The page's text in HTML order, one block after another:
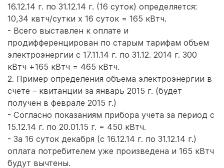
16.12.14 г. по 31.12.14 г. (16 суток) определяется:
10,34 квтч/сутки х 16 суток = 165 кВтч.
- Всего выставлен к оплате и
продифференцирован по старым тарифам объем
электроэнергии с 17.11.14 г. по 31.12. 2014 г. 300
кВтч +165 кВтч = 465 кВтч.
2. Пример определения объема электроэнергии в
счете – квитанции за январь 2015 г. (будет
получен в феврале 2015 г.)
- Согласно показаниям прибора учета за период с
15.12.14 г. по 20.01.15 г. = 450 кВтч.
- За 16 суток декабря (с 16.12.14 г. по 31.12.14 г.)
оплата потребителем уже произведена и 165 кВтч
будут вычтены.